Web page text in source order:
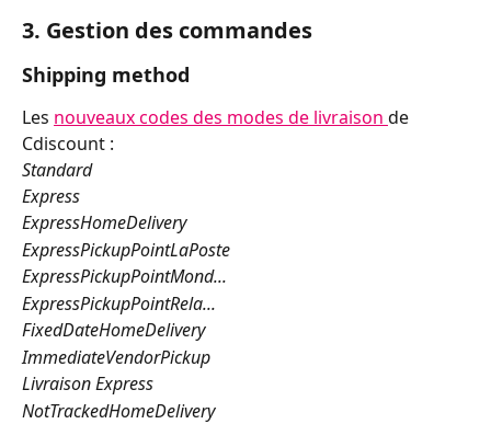
3. Gestion des commandes
Shipping method
Les nouveaux codes des modes de livraison de
Cdiscount :
Standard
Express
ExpressHomeDelivery
ExpressPickupPointLaPoste
ExpressPickupPointMond...
ExpressPickupPointRela...
FixedDateHomeDelivery
ImmediateVendorPickup
Livraison Express
NotTrackedHomeDelivery